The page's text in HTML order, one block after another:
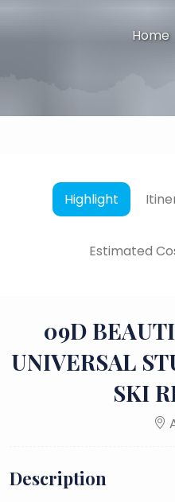
Home
Home
Home
Home
Highlight
Estimated
09D
UNIVERSAL
SKI
Description